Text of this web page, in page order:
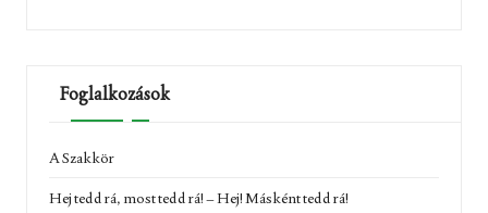
Foglalkozások
A Szakkör
Hej tedd rá, most tedd rá! – Hej! Másként tedd rá!